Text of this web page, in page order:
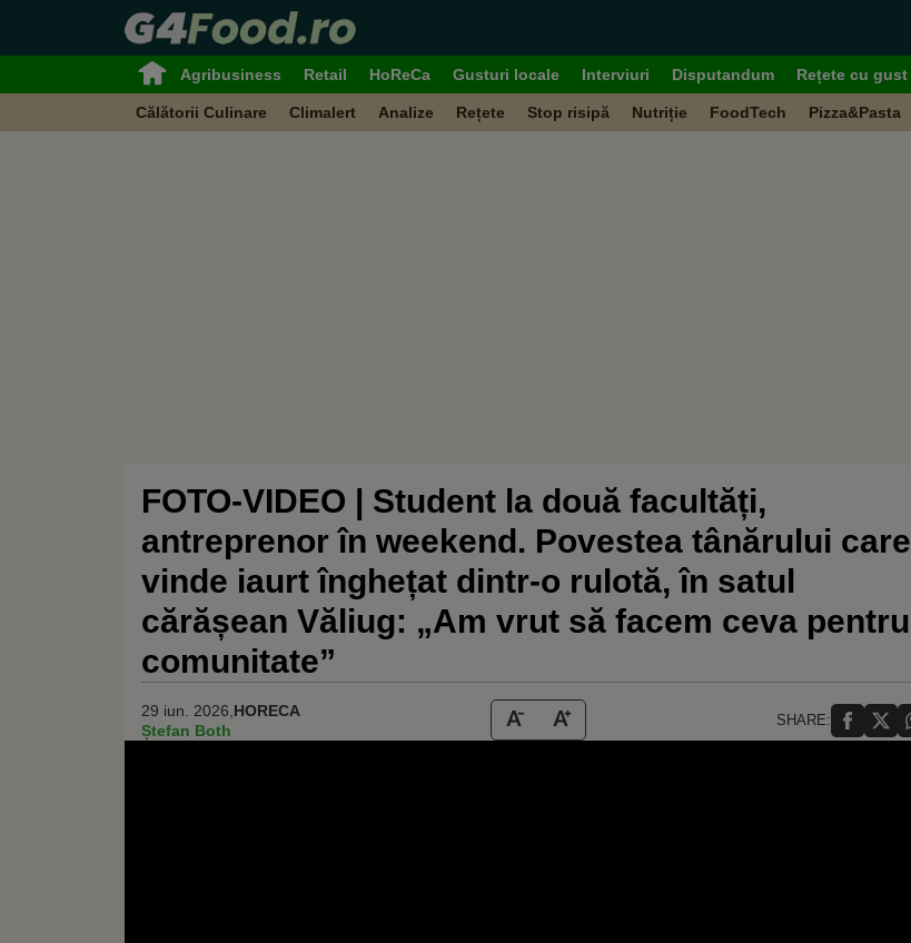
Agribusiness Retail HoReCa Gusturi locale Interviuri Disputandum Rețete cu gust
Călătorii Culinare Climalert Analize Rețete Stop risipă Nutriție FoodTech Pizza&Pasta
FOTO-VIDEO | Student la două facultăți,
antreprenor în weekend. Povestea tânărului care
vinde iaurt înghețat dintr-o rulotă, în satul
cărășean Văliug: „Am vrut să facem ceva pentru
comunitate”
29 iun. 2026, HORECA
Ștefan Both
SHARE: